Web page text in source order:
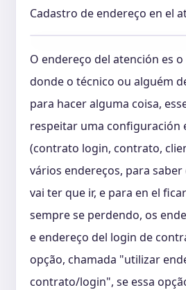
Cadastro de endereço en el
O endereço del atención es
donde o técnico ou alguém
para hacer alguma coisa,
respeitar uma configuración
(contrato login, contrato,
vários endereços, para
vai ter que ir, e para en el
sempre se perdendo, os
e endereço del login de
opção, chamada "utilizar
contrato/login", se essa